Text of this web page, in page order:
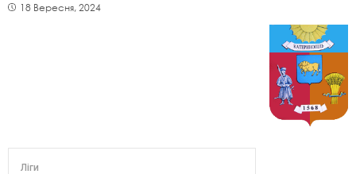
18 Вересня, 2024
Ліги